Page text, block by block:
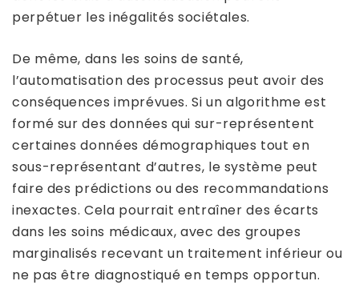
perpétuer les inégalités sociétales.
De même, dans les soins de santé,
l’automatisation des processus peut avoir des
conséquences imprévues. Si un algorithme est
formé sur des données qui sur-représentent
certaines données démographiques tout en
sous-représentant d’autres, le système peut
faire des prédictions ou des recommandations
inexactes. Cela pourrait entraîner des écarts
dans les soins médicaux, avec des groupes
marginalisés recevant un traitement inférieur ou
ne pas être diagnostiqué en temps opportun.